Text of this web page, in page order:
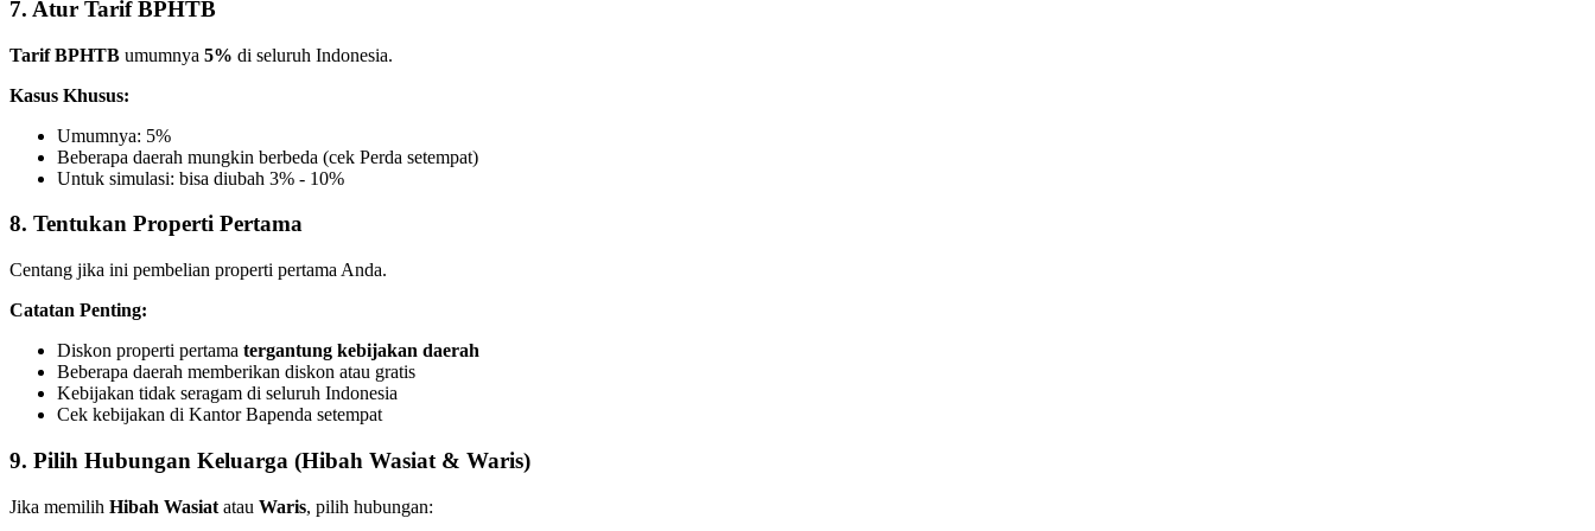
7. Atur Tarif BPHTB
Tarif BPHTB umumnya 5% di seluruh Indonesia.
Kasus Khusus:
Umumnya: 5%
Beberapa daerah mungkin berbeda (cek Perda setempat)
Untuk simulasi: bisa diubah 3% - 10%
8. Tentukan Properti Pertama
Centang jika ini pembelian properti pertama Anda.
Catatan Penting:
Diskon properti pertama tergantung kebijakan daerah
Beberapa daerah memberikan diskon atau gratis
Kebijakan tidak seragam di seluruh Indonesia
Cek kebijakan di Kantor Bapenda setempat
9. Pilih Hubungan Keluarga (Hibah Wasiat & Waris)
Jika memilih Hibah Wasiat atau Waris, pilih hubungan: